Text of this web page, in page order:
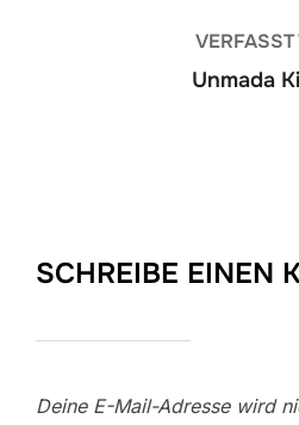
VERFASST
Unmada
SCHREIBE EINEN
Deine E-Mail-Adresse wird